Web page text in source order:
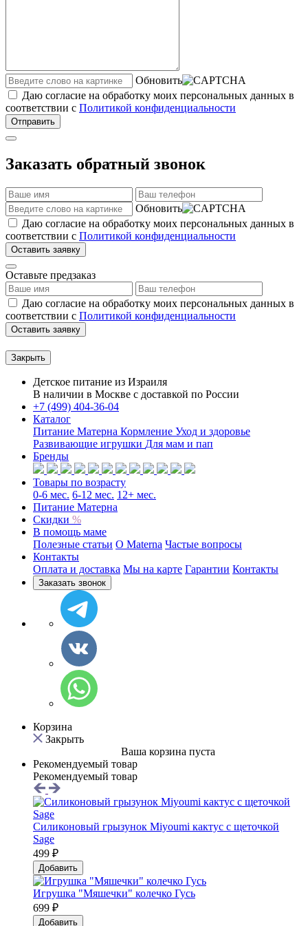
Обновить
Даю согласие на обработку моих персональных данных в
соответствии с Политикой конфиденциальности
Отправить
Заказать обратный звонок
Обновить
Даю согласие на обработку моих персональных данных в
соответствии с Политикой конфиденциальности
Оставить заявку
Оставьте предзаказ
Даю согласие на обработку моих персональных данных в
соответствии с Политикой конфиденциальности
Оставить заявку
Закрыть
Детское питание из Израиля
В наличии в Москве с доставкой по России
+7 (499) 404-36-04
Каталог
Питание Матерна Кормление Уход и здоровье
Развивающие игрушки Для мам и пап
Бренды
Товары по возрасту
0-6 мес. 6-12 мес. 12+ мес.
Питание Матерна
Скидки %
В помощь маме
Полезные статьи O Materna Частые вопросы
Контакты
Оплата и доставка Мы на карте Гарантии Контакты
Заказать звонок
Корзина
Закрыть
Ваша корзина пуста
Рекомендуемый товар
Рекомендуемый товар
Силиконовый грызунок Мiyoumi кактус с щеточкой
Sage
499 ₽
Добавить
Игрушка "Мяшечки" колечко Гусь
699 ₽
Добавить